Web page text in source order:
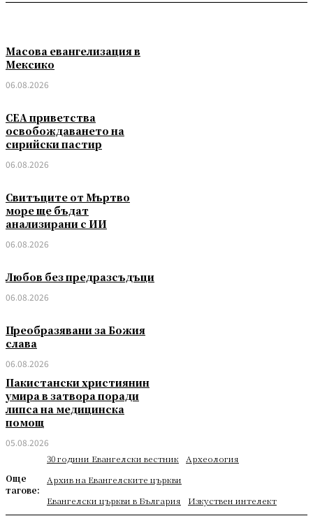
Масова евангелизация в
Мексико
06.08.2026
СЕА приветства
освобождаването на
сирийски пастир
06.08.2026
Свитъците от Мъртво
море ще бъдат
анализирани с ИИ
06.08.2026
Любов без предразсъдъци
06.08.2026
Преобразявани за Божия
слава
06.08.2026
Пакистански християнин
умира в затвора поради
липса на медицинска
помощ
05.08.2026
Още
тагове:
30 години Евангелски вестник
Археология
Архив на Евангелските църкви
Евангелски църкви в България
Изкуствен интелект